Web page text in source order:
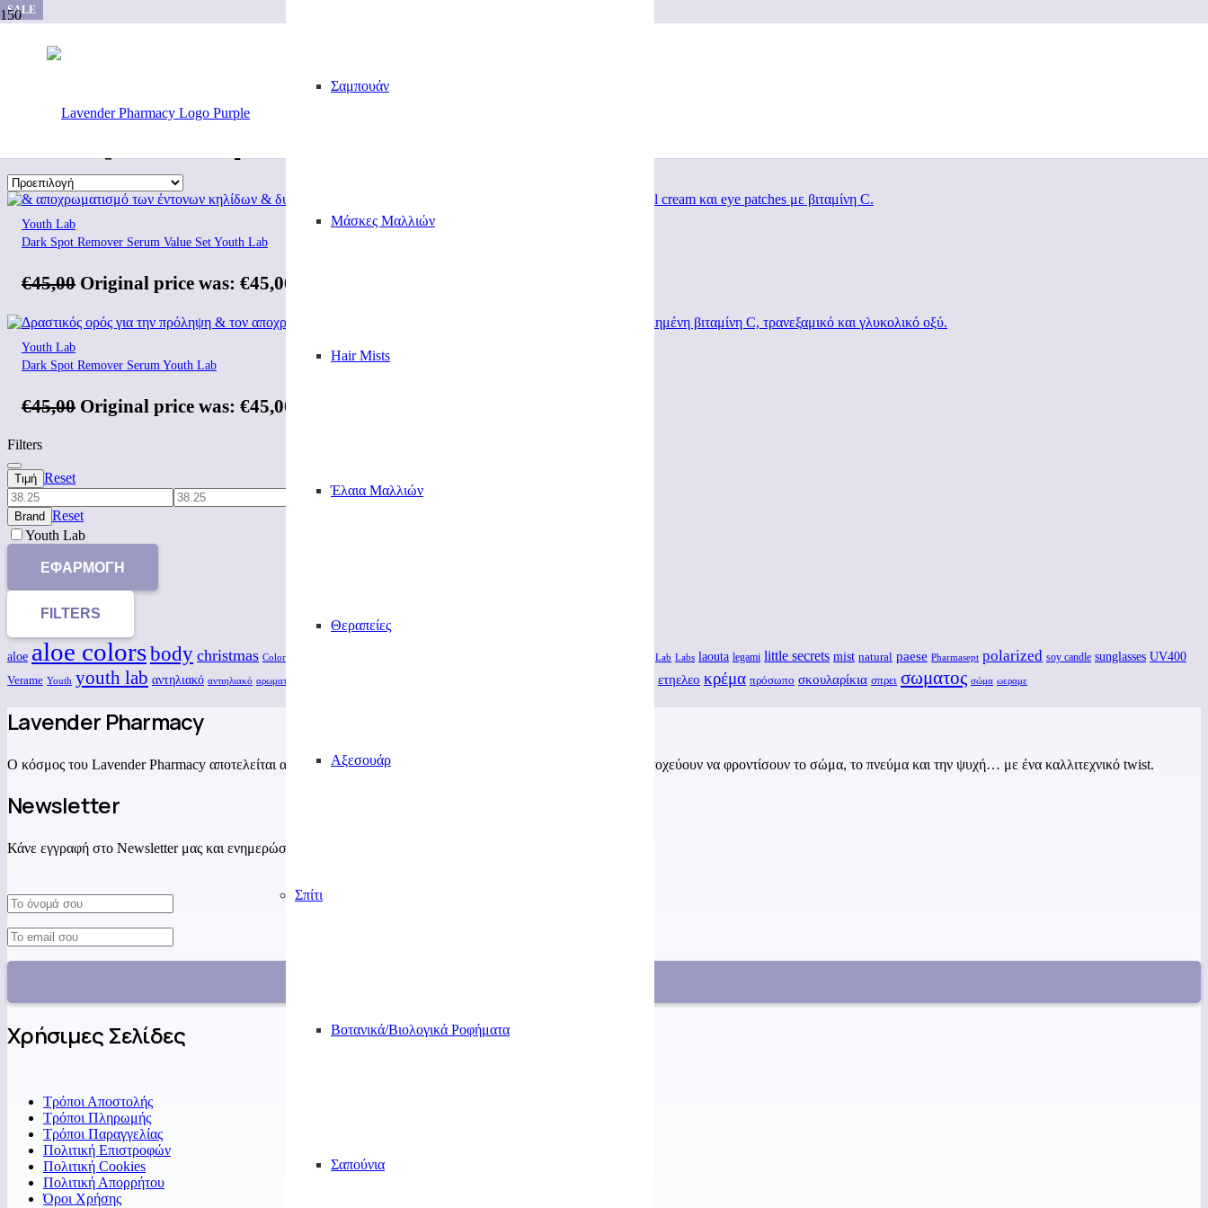
Σαμπουάν
Μάσκες Μαλλιών
Hair Mists
Έλαια Μαλλιών
Θεραπείες
Αξεσουάρ
Σπίτι
Βοτανικά/Βιολογικά Ροφήματα
Σαπούνια
Αρχική
/
κουρκουμάς
SALE
Youth Lab
Dark Spot Remover Serum Value Set Youth Lab
€45,00 Original price was: €45,00.
SALE
Youth Lab
Dark Spot Remover Serum Youth Lab
€45,00 Original price was: €45,00.
Filters
Τιμή Reset
Brand Reset
Youth Lab
ΕΦΑΡΜΟΓΉ
FILTERS
aloe aloe colorsbody christmas Colors Lab Labs laouta legami little secrets mist natural paese Pharmasept polarized soy candle sunglasses UV400
Verame Youth youth lab αντηλιακό αντιηλιακό αρωματικό χώρου ετηελεο κρέμα πρόσωπο σκουλαρίκια σπρει σωματος σώμα ωεραμε
Lavender Pharmacy
Ο κόσμος του Lavender Pharmacy αποτελείται από αρώματα, γεύσεις, υφές που προέρχονται από τη φύση και στοχεύουν να φροντίσουν το σώμα, το πνεύμα και την ψυχή… με ένα καλλιτεχνικό twist.
Newsletter
Κάνε εγγραφή στο Newsletter μας και ενημερώσου για προσφορές, νέα προϊόντα και όλα όσα ετοιμάζουμε!
Χρήσιμες Σελίδες
Τρόποι Αποστολής
Τρόποι Πληρωμής
Τρόποι Παραγγελίας
Πολιτική Επιστροφών
Πολιτική Cookies
Πολιτική Απορρήτου
Όροι Χρήσης